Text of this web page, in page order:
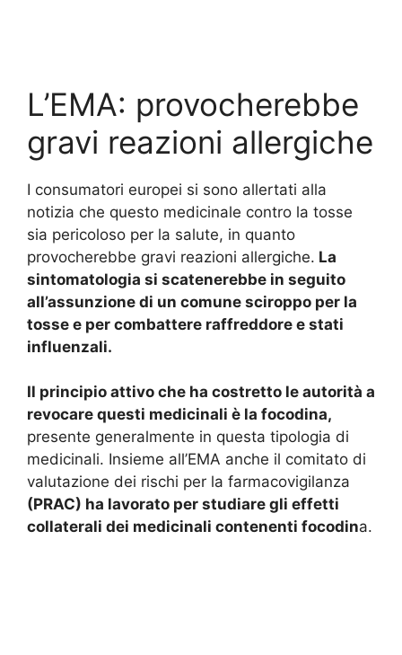
L’EMA: provocherebbe
gravi reazioni allergiche
I consumatori europei si sono allertati alla
notizia che questo medicinale contro la tosse
sia pericoloso per la salute, in quanto
provocherebbe gravi reazioni allergiche. La
sintomatologia si scatenerebbe in seguito
all’assunzione di un comune sciroppo per la
tosse e per combattere raffreddore e stati
influenzali.
Il principio attivo che ha costretto le autorità a
revocare questi medicinali è la focodina,
presente generalmente in questa tipologia di
medicinali. Insieme all’EMA anche il comitato di
valutazione dei rischi per la farmacovigilanza
(PRAC) ha lavorato per studiare gli effetti
collaterali dei medicinali contenenti focodina.